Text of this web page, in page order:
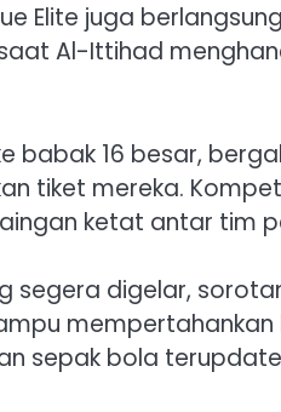
Elite juga
Al-Ittihad
babak 16 besar,
tiket mereka.
ketat antar tim
segera digelar,
sepak bola